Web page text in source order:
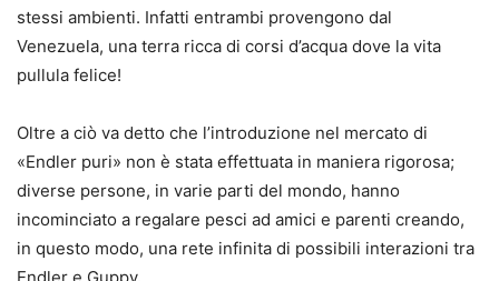
stessi ambienti. Infatti entrambi provengono dal
Venezuela, una terra ricca di corsi d’acqua dove la vita
pullula felice!
Oltre a ciò va detto che l’introduzione nel mercato di
«Endler puri» non è stata effettuata in maniera rigorosa;
diverse persone, in varie parti del mondo, hanno
incominciato a regalare pesci ad amici e parenti creando,
in questo modo, una rete infinita di possibili interazioni tra